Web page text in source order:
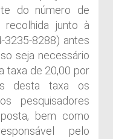
do número de
recolhida junto à
3235-8288) antes
seja necessário
taxa de 20,00 por
desta taxa os
pesquisadores
bem como
pelo